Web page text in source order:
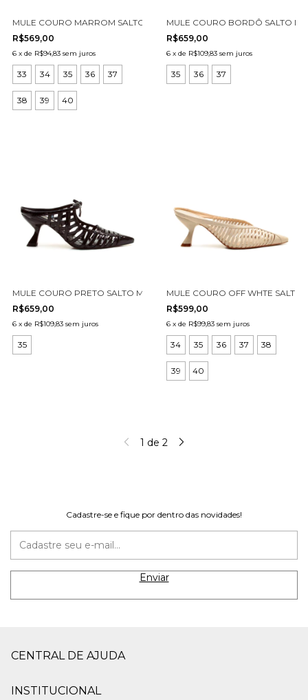
MULE COURO MARROM SALTO MÉDIO CECCONELLO 2958001-4
R$569,00
6 x de R$94,83 sem juros
33 34 35 36 37
38 39 40
MULE COURO BORDÔ SALTO
R$659,00
6 x de R$109,83 sem juros
35 36 37
MULE COURO PRETO SALTO MÉDIO CECCONELLO 2958002-3
R$659,00
6 x de R$109,83 sem juros
35
MULE COURO OFF WHTE
R$599,00
6 x de R$99,83 sem juros
34 35 36 37 38
39 40
1 de 2
Cadastre-se e fique por dentro das novidades!
CENTRAL DE AJUDA
INSTITUCIONAL